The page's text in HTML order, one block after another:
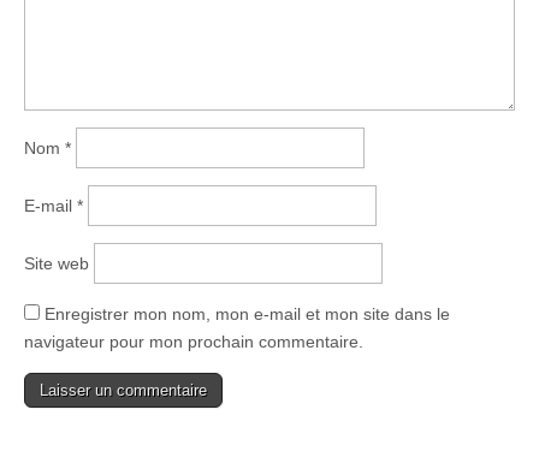
Nom *
E-mail *
Site web
Enregistrer mon nom, mon e-mail et mon site dans le
navigateur pour mon prochain commentaire.